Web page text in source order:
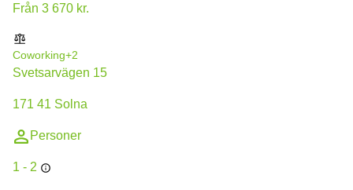
Från 3 670 kr.
Coworking+2
Svetsarvägen 15
171 41 Solna
Personer
1 - 2